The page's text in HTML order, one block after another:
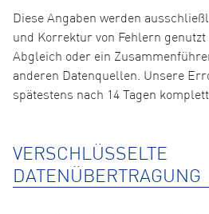
Diese Angaben werden
und Korrektur von Fehlern
Abgleich oder ein
anderen Datenquellen. Unsere
spätestens nach 14 Tagen
VERSCHLÜSSELTE
DATENÜBERTRAGUNG